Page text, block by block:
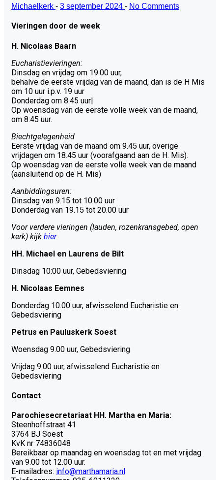
Michaelkerk - 3 september 2024 - No Comments
Vieringen door de week
H. Nicolaas Baarn
Eucharistievieringen:
Dinsdag en vrijdag om 19.00 uur,
behalve de eerste vrijdag van de maand, dan is de H Mis
om 10 uur i.p.v. 19 uur
Donderdag om 8.45 uur|
Op woensdag van de eerste volle week van de maand,
om 8:45 uur.
Biechtgelegenheid
Eerste vrijdag van de maand om 9.45 uur, overige
vrijdagen om 18.45 uur (voorafgaand aan de H. Mis).
Op woensdag van de eerste volle week van de maand
(aansluitend op de H. Mis)
Aanbiddingsuren:
Dinsdag van 9.15 tot 10.00 uur
Donderdag van 19.15 tot 20.00 uur
Voor verdere vieringen (lauden, rozenkransgebed, open
kerk) kijk hier
HH. Michael en Laurens de Bilt
Dinsdag 10:00 uur, Gebedsviering
H. Nicolaas Eemnes
Donderdag 10.00 uur, afwisselend Eucharistie en
Gebedsviering
Petrus en Pauluskerk Soest
Woensdag 9.00 uur, Gebedsviering
Vrijdag 9.00 uur, afwisselend Eucharistie en
Gebedsviering
Contact
Parochiesecretariaat HH. Martha en Maria:
Steenhoffstraat 41
3764 BJ Soest
KvK nr 74836048
Bereikbaar op maandag en woensdag tot en met vrijdag
van 9.00 tot 12.00 uur.
E-mailadres: info@marthamaria.nl